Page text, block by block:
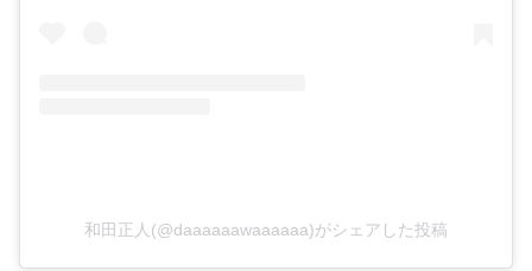
和田正人(@daaaaaawaaaaaa)がシェアした投稿